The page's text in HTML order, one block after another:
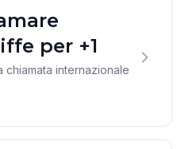
per +1
chiamata internazionale